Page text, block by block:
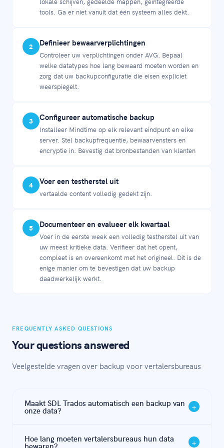
tools. Ga er niet vanuit dat één systeem alles dekt.
2 Definieer bewaarverplichtingen
Controleer uw verplichtingen onder AVG. Bepaal
welke datatypes hoe lang bewaard moeten worden en
zorg dat uw backupconfiguratie die eisen expliciet
weerspiegelt.
3 Configureer automatische backup
Installeer Mindtime op elk relevant eindpunt en elke
server. Stel backupfrequentie, bewaarvensters en
encryptie in. Bevestig dat bronbestanden van klanten
4 Voer een testherstel uit
vertaalde content volledig gedekt zijn.
5 Documenteer en evalueer elk kwartaal
Voer in de eerste week een volledig testherstel uit van
uw meest kritieke data. Verifieer dat het opent,
compleet is en overeenkomt met het origineel. Dit is de
enige manier om te bevestigen dat uw backup
daadwerkelijk werkt.
FREQUENTLY ASKED QUESTIONS
Your questions answered
Veelgestelde vragen over backup voor vertalersbureaus
Maakt SDL Trados automatisch een backup van
onze data? +
redundantie, maar dat is geen backup. Als bestanden
Hoe lang moeten vertalersbureaus hun data
bewaren? +